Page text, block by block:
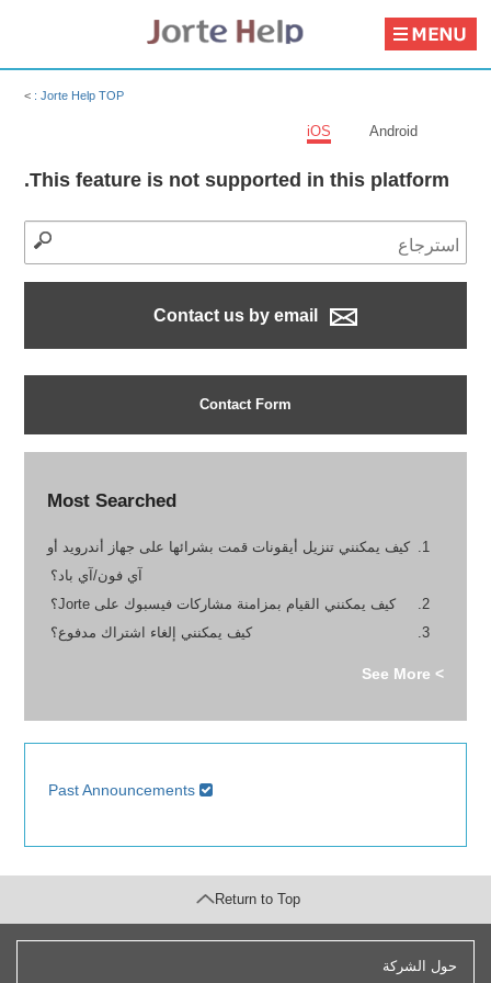
Jorte Help TOP :
>
Android
iOS
This feature is not supported in this platform.
Contact Form
Most Searched
كيف يمكنني تنزيل أيقونات قمت بشرائها على جهاز أندرويد أو
آي فون/آي باد؟
كيف يمكنني القيام بمزامنة مشاركات فيسبوك على Jorte؟
كيف يمكنني إلغاء اشتراك مدفوع؟
> See More
Past Announcements
حول الشركة
Return to Top